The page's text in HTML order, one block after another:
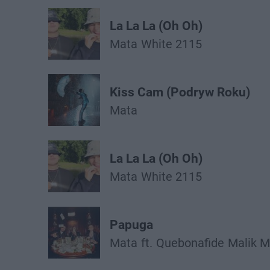
La La La (Oh Oh)
Mata White 2115
Kiss Cam (Podryw Roku)
Mata
La La La (Oh Oh)
Mata White 2115
Papuga
Mata ft. Quebonafide Malik